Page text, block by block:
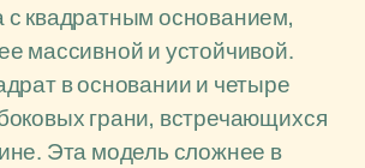
квадратным основанием,
массивной и устойчивой.
в основании и четыре
грани, встречающихся
Эта модель сложнее в